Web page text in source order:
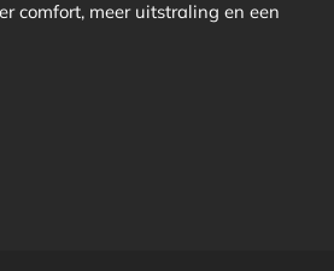
comfort, meer uitstraling en een